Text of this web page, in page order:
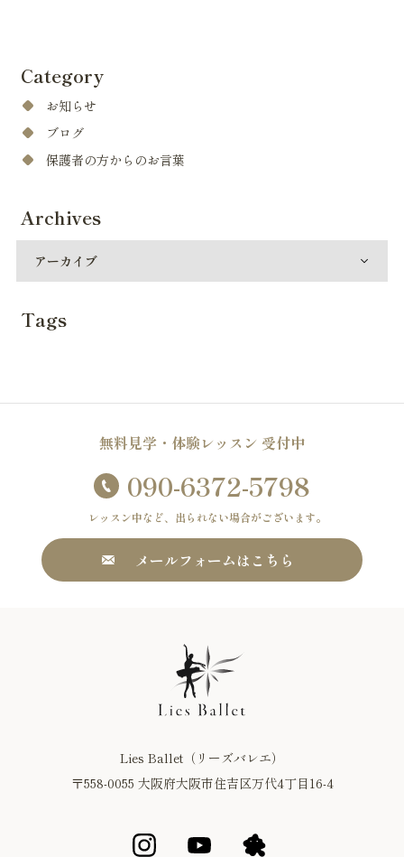
Category
お知らせ
ブログ
保護者の方からのお言葉
Archives
Tags
無料見学・体験レッスン 受付中
090-6372-5798
レッスン中など、出られない場合がございます。
メールフォームはこちら
Lies Ballet（リーズバレエ）
〒558-0055 大阪府大阪市住吉区万代4丁目16-4